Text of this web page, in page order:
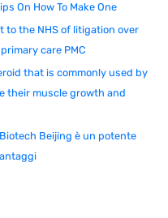
On How To Make One
to the NHS of litigation over
care PMC
that is commonly used by
their muscle growth and
Beijing è un potente